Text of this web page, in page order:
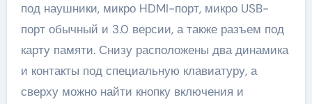
под наушники, микро HDMI-порт, микро USB-
порт обычный и 3.0 версии, а также разъем под
карту памяти. Снизу расположены два динамика
и контакты под специальную клавиатуру, а
сверху можно найти кнопку включения и